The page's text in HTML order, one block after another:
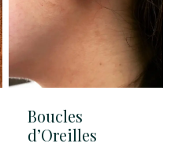
Boucles
d’Oreilles